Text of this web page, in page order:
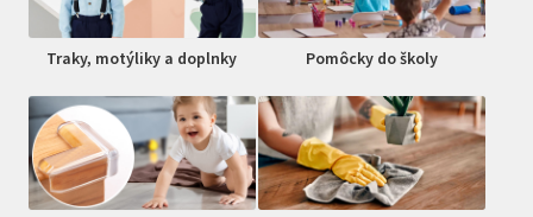
Traky, motýliky a doplnky Pomôcky do školy